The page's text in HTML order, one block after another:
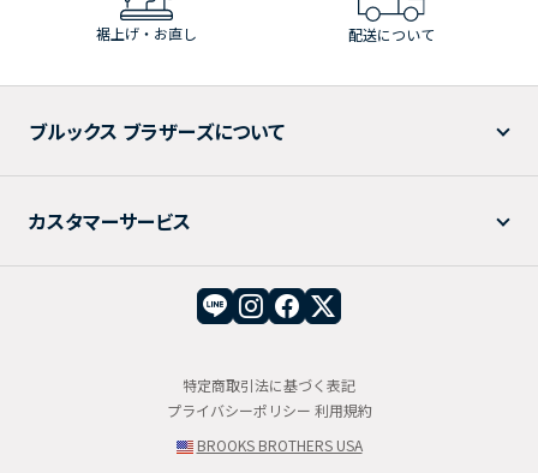
裾上げ・お直し 配送について
ブルックス ブラザーズについて
カスタマーサービス
特定商取引法に基づく表記
プライバシーポリシー 利用規約
BROOKS BROTHERS USA